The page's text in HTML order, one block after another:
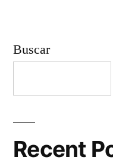
Buscar
Recent